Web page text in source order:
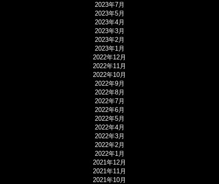
2023年7月
2023年5月
2023年4月
2023年3月
2023年2月
2023年1月
2022年12月
2022年11月
2022年10月
2022年9月
2022年8月
2022年7月
2022年6月
2022年5月
2022年4月
2022年3月
2022年2月
2022年1月
2021年12月
2021年11月
2021年10月